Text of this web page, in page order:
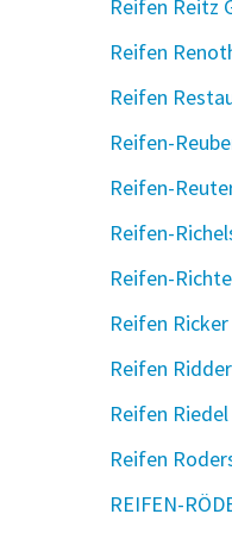
Reifen Reitz
Reifen
Reifen
Reifen-
Reifen-
Reifen-
Reifen-
Reifen Ricker
Reifen
Reifen
Reifen
REIFEN-